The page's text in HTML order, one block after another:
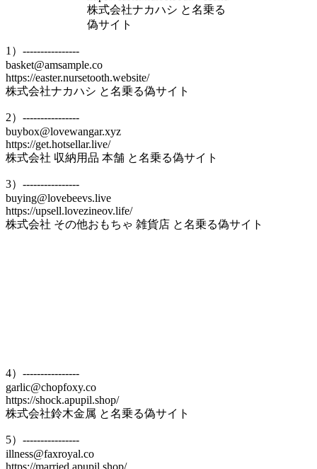
株式会社ナカハシ と名乗る
偽サイト
1）----------------
basket@amsample.co
https://easter.nursetooth.website/
株式会社ナカハシ と名乗る偽サイト
2）----------------
buybox@lovewangar.xyz
https://get.hotsellar.live/
株式会社 収納用品 本舗 と名乗る偽サイト
3）----------------
buying@lovebeevs.live
https://upsell.lovezineov.life/
株式会社 その他おもちゃ 雑貨店 と名乗る偽サイト
4）----------------
garlic@chopfoxy.co
https://shock.apupil.shop/
株式会社鈴木金属 と名乗る偽サイト
5）----------------
illness@faxroyal.co
https://married.apupil.shop/